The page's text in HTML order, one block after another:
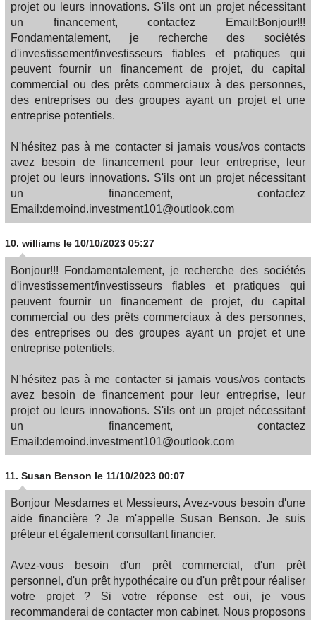
projet ou leurs innovations. S'ils ont un projet nécessitant
un financement, contactez Email:Bonjour!!!
Fondamentalement, je recherche des sociétés
d'investissement/investisseurs fiables et pratiques qui
peuvent fournir un financement de projet, du capital
commercial ou des prêts commerciaux à des personnes,
des entreprises ou des groupes ayant un projet et une
entreprise potentiels.
N'hésitez pas à me contacter si jamais vous/vos contacts
avez besoin de financement pour leur entreprise, leur
projet ou leurs innovations. S'ils ont un projet nécessitant
un financement, contactez
Email:demoind.investment101@outlook.com
10. williams le 10/10/2023 05:27
Bonjour!!! Fondamentalement, je recherche des sociétés
d'investissement/investisseurs fiables et pratiques qui
peuvent fournir un financement de projet, du capital
commercial ou des prêts commerciaux à des personnes,
des entreprises ou des groupes ayant un projet et une
entreprise potentiels.
N'hésitez pas à me contacter si jamais vous/vos contacts
avez besoin de financement pour leur entreprise, leur
projet ou leurs innovations. S'ils ont un projet nécessitant
un financement, contactez
Email:demoind.investment101@outlook.com
11. Susan Benson le 11/10/2023 00:07
Bonjour Mesdames et Messieurs, Avez-vous besoin d'une
aide financière ? Je m'appelle Susan Benson. Je suis
prêteur et également consultant financier.
Avez-vous besoin d'un prêt commercial, d'un prêt
personnel, d'un prêt hypothécaire ou d'un prêt pour réaliser
votre projet ? Si votre réponse est oui, je vous
recommanderai de contacter mon cabinet. Nous proposons